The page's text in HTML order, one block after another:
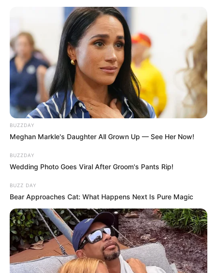
Hegedős Zsolt megkezdi a Covid-időszak bűneinek
a kivizsgálását
BUZZDAY
Meghan Markle's Daughter All Grown Up — See Her Now!
BUZZDAY
Wedding Photo Goes Viral After Groom's Pants Rip!
BUZZ DAY
Bear Approaches Cat: What Happens Next Is Pure Magic